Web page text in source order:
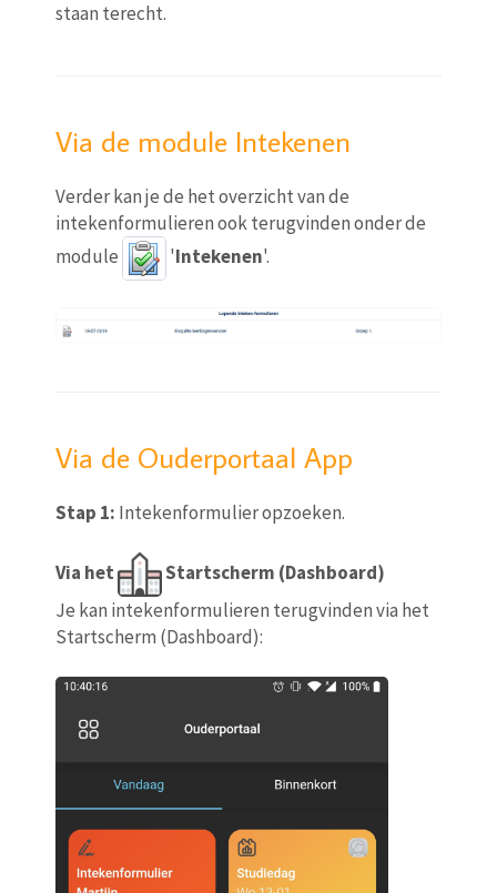
staan terecht.
Via de module Intekenen
Verder kan je de het overzicht van de
intekenformulieren ook terugvinden onder de
module
'Intekenen'.
Via de Ouderportaal App
Stap 1: Intekenformulier opzoeken.
Via het
Startscherm (Dashboard)
Je kan intekenformulieren terugvinden via het
Startscherm (Dashboard):